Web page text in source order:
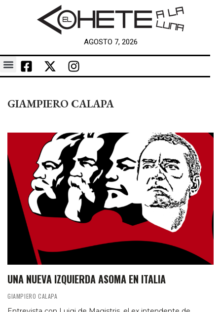
AGOSTO 7, 2026
GIAMPIERO CALAPA
UNA NUEVA IZQUIERDA ASOMA EN ITALIA
GIAMPIERO CALAPA